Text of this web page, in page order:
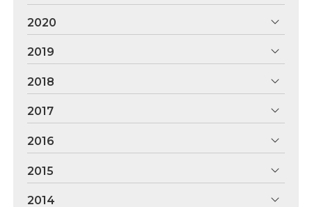
2020
2019
2018
2017
2016
2015
2014